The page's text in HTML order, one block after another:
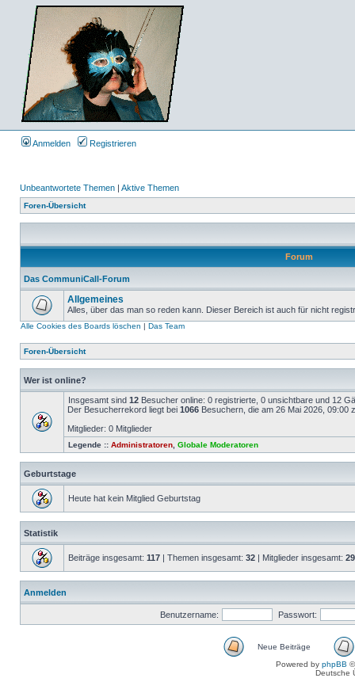
Anmelden Registrieren
Unbeantwortete Themen | Aktive Themen
Foren-Übersicht
Forum
Das CommuniCall-Forum
Allgemeines
Alles, über das man so reden kann. Dieser Bereich ist auch für nicht
Alle Cookies des Boards löschen | Das Team
Foren-Übersicht
Wer ist online?
Insgesamt sind 12 Besucher online: 0 registrierte, 0 unsichtbare und 12
Der Besucherrekord liegt bei 1066 Besuchern, die am 26 Mai 2026, 09:00
Mitglieder: 0 Mitglieder
Legende :: Administratoren Globale Moderatoren
Geburtstage
Heute hat kein Mitglied Geburtstag
Statistik
Beiträge insgesamt: 117 | Themen insgesamt: 32 | Mitglieder insgesamt: 29
Anmelden
Benutzername: Passwort:
Neue Beiträge
Powered by phpBB
Deutsche